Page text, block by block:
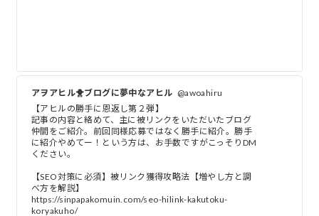
アヲアヒル🐥ブログに夢中なアヒル @awoahiru
【アヒルの勝手に恩返し第２弾】
記事の内容と絡めて、主に被リンクをいただいたブログ
仲間をご紹介。前回同様応募ではなく勝手に紹介。勝手
に紹介やめてー！という方は、お手数ですがこっそりDM
ください。
【SEO対策に必須】被リンク獲得攻略法【増やし方と調
べ方を解説】
https://sinpapakomuin.com/seo-hilink-kakutoku-
koryakuho/